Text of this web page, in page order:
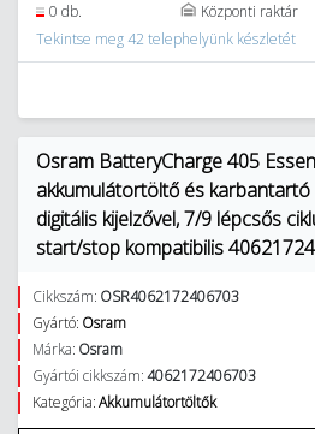
0 db.
Központi raktár
Tekintse meg 42 telephelyünk készletét
Osram BatteryCharge 405
akkumulátortöltő és karbantartó
digitális kijelzővel, 7/9 lépcsős
start/stop kompatibilis
Cikkszám: OSR4062172406703
Gyártó: Osram
Márka: Osram
Gyártói cikkszám:4062172406703
Kategória:Akkumulátortöltők